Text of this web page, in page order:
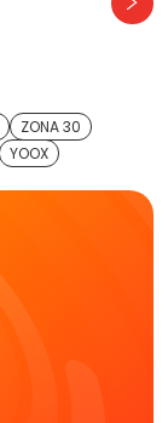
ZONA 30
YOOX